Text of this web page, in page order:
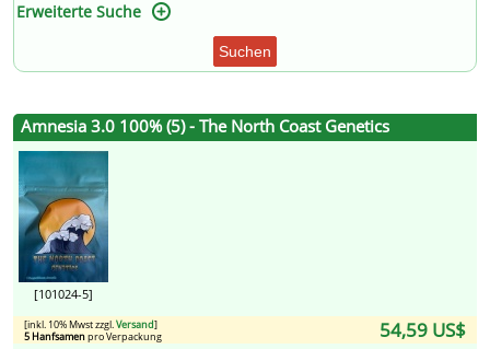
Erweiterte Suche
Suchen
Amnesia 3.0 100% (5) - The North Coast Genetics
[101024-5]
54,59 US$
[inkl. 10% Mwst zzgl.Versand]
5 Hanfsamenpro Verpackung